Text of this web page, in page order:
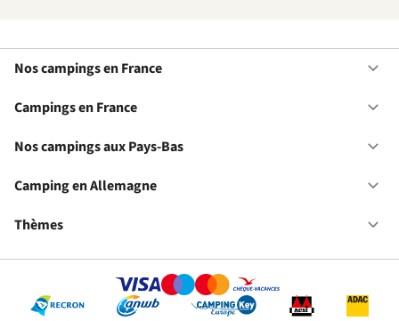
Nos campings en France
Campings en France
Nos campings aux Pays-Bas
Camping en Allemagne
Thèmes